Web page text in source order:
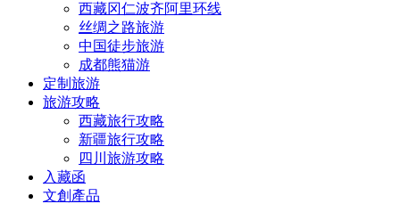
西藏冈仁波齐阿里环线
丝绸之路旅游
中国徒步旅游
成都熊猫游
定制旅游
旅游攻略
西藏旅行攻略
新疆旅行攻略
四川旅游攻略
入藏函
文創產品